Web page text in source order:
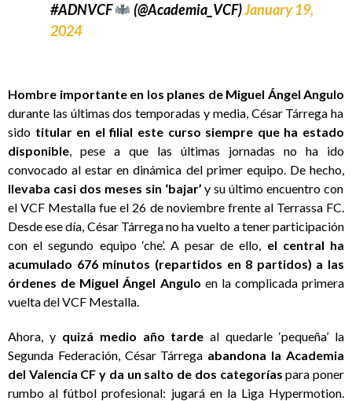
#ADNVCF
(@Academia_VCF)January 19,
2024
Hombre importante en los planes de Miguel Ángel Angulo
durante las últimas dos temporadas y media, César Tárrega ha
sido titular en el filial este curso siempre que ha estado
disponible , pese a que las últimas jornadas no ha ido
convocado al estar en dinámica del primer equipo. De hecho,
llevaba casi dos meses sin ‘bajar’y su último encuentro con
el VCF Mestalla fue el 26 de noviembre frente al Terrassa FC.
Desde ese día, César Tárrega no ha vuelto a tener participación
con el segundo equipo ‘che’. A pesar de ello, el central ha
acumulado 676 minutos (repartidos en 8 partidos) a las
órdenes de Miguel Ángel Angulo en la complicada primera
vuelta del VCF Mestalla.
Ahora, yquizá medio año tarde al quedarle ‘pequeña’ la
Segunda Federación, César Tárrega abandona la Academia
del Valencia CF y da un salto de dos categorías para poner
rumbo al fútbol profesional: jugará en la Liga Hypermotion.